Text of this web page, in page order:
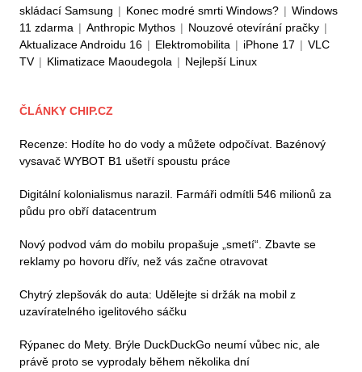
skládací Samsung | Konec modré smrti Windows? | Windows
11 zdarma | Anthropic Mythos | Nouzové otevírání pračky |
Aktualizace Androidu 16 | Elektromobilita | iPhone 17 | VLC
TV | Klimatizace Maoudegola | Nejlepší Linux
ČLÁNKY CHIP.CZ
Recenze: Hodíte ho do vody a můžete odpočívat. Bazénový
vysavač WYBOT B1 ušetří spoustu práce
Digitální kolonialismus narazil. Farmáři odmítli 546 milionů za
půdu pro obří datacentrum
Nový podvod vám do mobilu propašuje „smetí“. Zbavte se
reklamy po hovoru dřív, než vás začne otravovat
Chytrý zlepšovák do auta: Udělejte si držák na mobil z
uzavíratelného igelitového sáčku
Rýpanec do Mety. Brýle DuckDuckGo neumí vůbec nic, ale
právě proto se vyprodaly během několika dní